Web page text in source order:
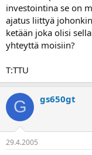
j
a
investointina se on
ajatus liittyä
ketään joka olisi
yhteyttä moisiin?
T:TTU
G gs650gt
29.4.2005